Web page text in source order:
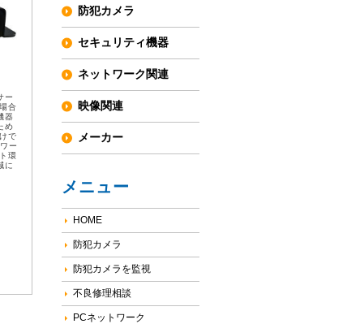
防犯カメラ
セキュリティ機器
ネットワーク関連
映像関連
メーカー
メニュー
HOME
防犯カメラ
防犯カメラを監視
不良修理相談
PCネットワーク
ー
合
器
め
で
ー
環
に
作